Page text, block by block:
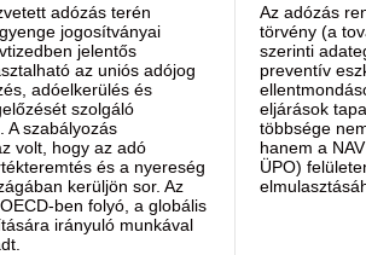
adózás terén
jogosítványai
jelentős
az uniós adójog
adóelkerülés és
szolgáló
A szabályozás
volt, hogy az adó
és a nyereség
kerüljön sor. Az
ben folyó, a globális
irányuló munkával
Az adózás
törvény (a
szerinti
preventív
eljárások
többsége
hanem a
ÜPO)